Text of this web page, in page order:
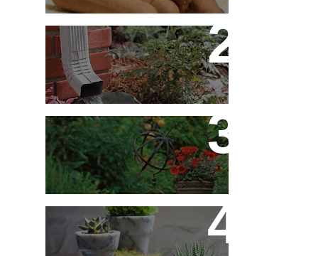
Decoração - Folhas
[Faça Você Mesmo]
Flores em Meu Jardim o
Ano Todo
10 Novos Vasinhos na
Decoração - Parte 1